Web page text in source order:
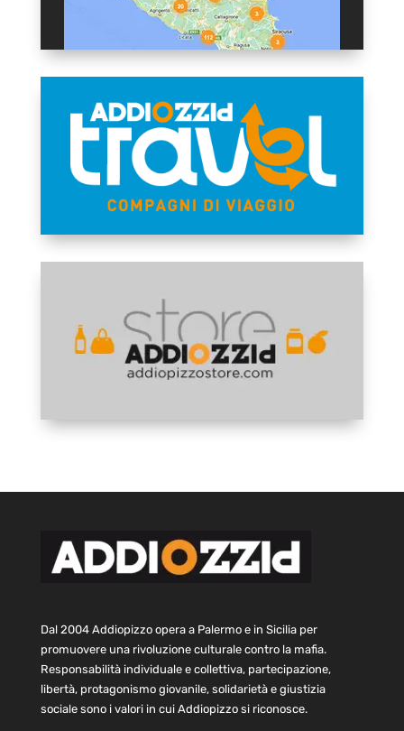
Dal 2004 Addiopizzo opera a Palermo e in Sicilia per
promuovere una rivoluzione culturale contro la mafia.
Responsabilità individuale e collettiva, partecipazione,
libertà, protagonismo giovanile, solidarietà e giustizia
sociale sono i valori in cui Addiopizzo si riconosce.